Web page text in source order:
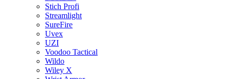
Stich Profi
Streamlight
SureFire
Uvex
UZI
Voodoo Tactical
Wildo
Wiley X